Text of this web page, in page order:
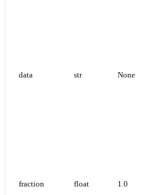
data str None
fraction float 1.0